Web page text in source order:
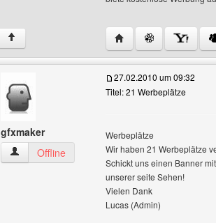
↑ Website dieses
gfxmaker
gfxmaker Benutzer-Profile anzeigen
Offline
27.02.2010 um 09:32
Titel: 21 Werbeplätze
Werbeplätze
Wir haben 21 Werbeplätze
Schickt uns einen Banner
unserer seite Sehen!
Vielen Dank
Lucas (Admin)